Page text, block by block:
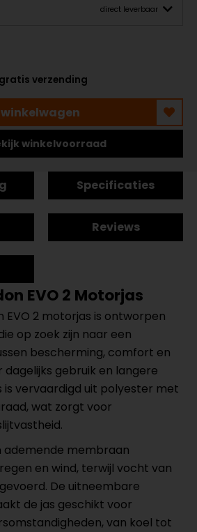
direct leverbaar
verzending
winkelvoorraad
Specificaties
Reviews
EVO 2 Motorjas
EVO 2 motorjas is ontworpen
op zoek zijn naar een
bescherming, comfort en
gebruik en langere
is vervaardigd uit polyester met
wat zorgt voor
ademende membraan
en wind, terwijl vocht van
De uitneembare
de jas geschikt voor
van koel tot